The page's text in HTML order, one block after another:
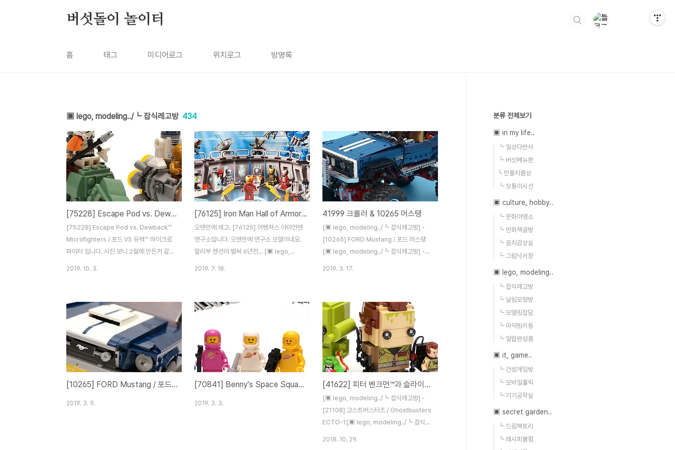
버섯돌이 놀이터
홈 태그 미디어로그 위치로그 방명록
▣ lego, modeling../┗ 잡식레고방 434
[75228] Escape Pod vs. Dewback™ Microfighters / 포드 VS 듀백™ 마이크로파이터
[75228] Escape Pod vs. Dewback™
Microfighters / 포드 VS 듀백™ 마이크로
파이터 입니다. 사진 보니 2월에 만든거 같은
마파 답습니다. 기체가 둘이라고 매뉴얼도
둘. R2-D2와 CP3 탈출선을 만들어 줍니다.
이미 스타워즈 카테고리 내에서는 수없이 재
활용된 녀석이죠. 화려한 부스터까지 하면 완
성. R2를 태우는게 조금 억지스럽긴 한데, 그
래도 나름 귀엽게 나왔습니다. 탈출포트 자체
가 둥그런 모양새라 딱히 마이크로 파이터즈
2019. 10. 3.
[76125] Iron Man Hall of Armor / 어벤져스 아이언맨 연구소
오랜만에 레고. [76125] 어벤져스 아이언맨
연구소입니다. 오랜만에 연구소 모델이네요.
말리부 멘션이 벌써 6년전... [▣ lego,
넘어갔던 마크1과 마크5까지! 4개의 봉다리
스티커도 말리부맨션 생각나는 구성이네요
ㅋㅋㅋ 아이언맨 Mk.50입니다. 토니의 얼굴
프린팅이 재미있네요. 아웃라이더. 아웃라이
더는 2개가 들어 있습니다. 더미도 말리부맨
션 이후 처음 등장이네요. 조금 다른데, 개인
2019. 7. 18.
41999 크롤러 & 10265 머스탱
[▣ lego, modeling../┗ 잡식레고방] -
[10265] FORD Mustang / 포드 머스탱
[▣ lego, modeling../┗ 잡식레고방] -
컬러가 매우 유사하더라구요. 그래서 오랜만
에 41999를 꺼내봤습니다. 참 저에겐 추억
이 많은 제품이에요. 다시 봐도 참 반갑고 멋
진 제품이에요. 602번. 오랜만에 보네요. ㅎ
ㅎ 전세계 2만대 한정의 힘은 저기에 담겨 있
죠. 참고로 타이어는 원래 타이어가 아닙니
다. 제가 RC용 타이어로 바꿔주었었죠. [▣
lego, modeling../┗ 잡..
2019. 3. 17.
[10265] FORD Mustang / 포드 머스탱
2019. 3. 9.
[70841] Benny's Space Squad / 베니의 우주 전대
2019. 3. 3.
[41622] 피터 벤크먼™과 슬라이머™
[▣ lego, modeling../┗ 잡식레고방] -
[21108] 고스트버스터즈 / Ghostbusters
ECTO-1[▣ lego, modeling../┗ 잡식레
2018. 10. 29.
분류 전체보기
▣ in my life..
┗ 일상다반사
┗ 버섯메뉴판
└ 만물지름상
┗ 모퉁이시선
▣ culture, hobby..
┗ 문화야영소
┗ 만화책골방
┗ 음치감상실
┗ 그림낙서장
▣ lego, modeling..
┗ 잡식레고방
┗ 날림모형방
┗ 모델링잡담
┗ 마약핑키동
┗ 알랍완성품
▣ it, game..
┗ 건성게임방
┗ 모바일홀릭
┗ 기기공작실
▣ secret garden..
┗ 드림팩토리
┗ 레시피불펌